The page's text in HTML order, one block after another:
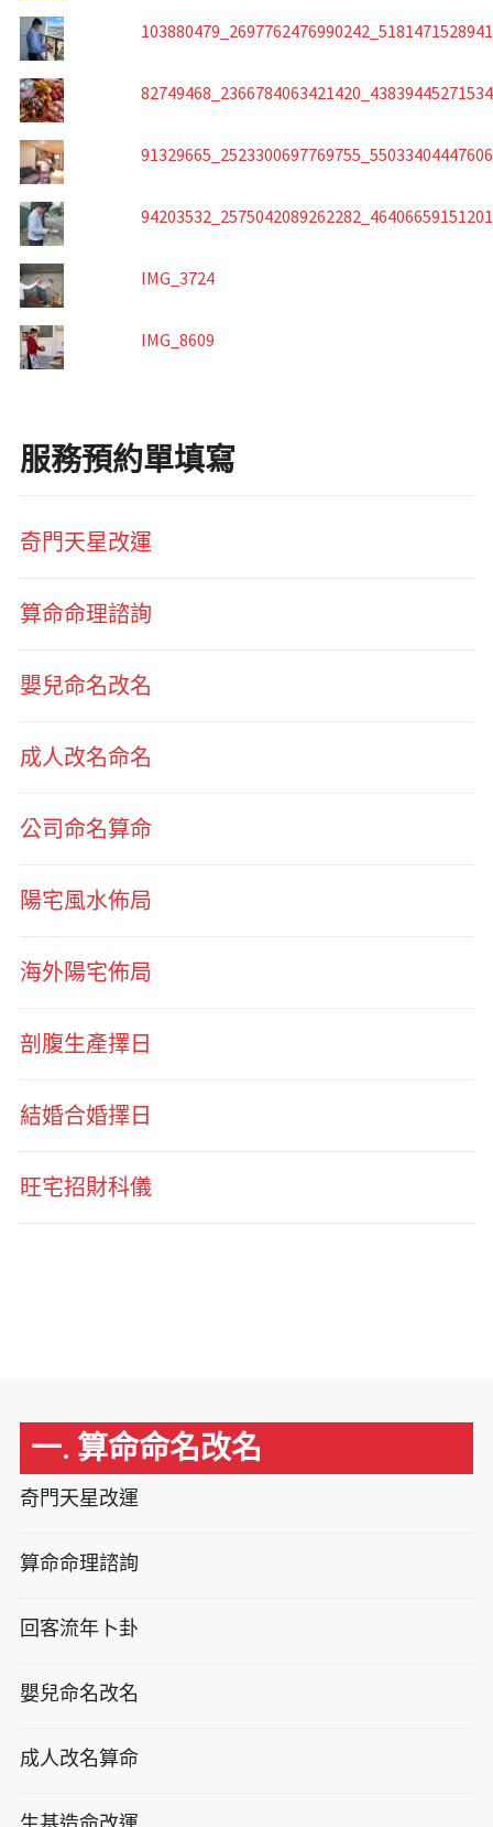
IMG_3724
IMG_8609
服務預約單填寫
奇門天星改運
算命命理諮詢
嬰兒命名改名
成人改名命名
公司命名算命
陽宅風水佈局
海外陽宅佈局
剖腹生產擇日
結婚合婚擇日
旺宅招財科儀
一. 算命命名改名
奇門天星改運
算命命理諮詢
回客流年卜卦
嬰兒命名改名
成人改名算命